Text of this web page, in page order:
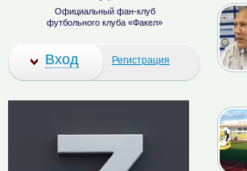
Официальный фан-клуб
футбольного клуба «Факел»
Вход Регистрация